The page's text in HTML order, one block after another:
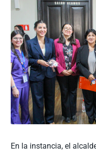
En la instancia, el